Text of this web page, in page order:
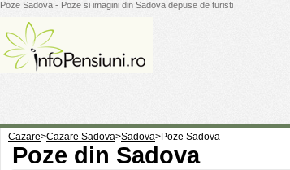
Poze Sadova - Poze si imagini din Sadova depuse de turisti
Cazare>Cazare Sadova>Sadova>Poze Sadova
Poze din Sadova